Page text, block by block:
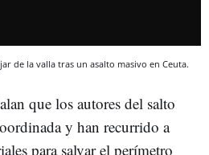
de la valla tras un asalto masivo en Ceuta.
que los autores del salto
y han recurrido a
para salvar el perímetro